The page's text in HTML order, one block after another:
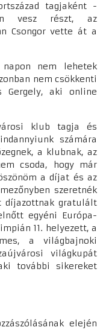
tagjaként -
vesz részt, az
Csongor vette át a
nem lehetek
nem csökkenti
Gergely, aki online
klub tagja és
számára
a klubnak, az
csoda, hogy már
a díjat és az
szeretnék
díjazottnak gratulált
egyéni Európa-
11. helyezett, a
a világbajnoki
világkupát
további sikereket
elején